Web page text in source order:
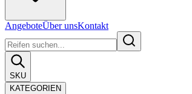
AngeboteÜber unsKontakt
SKU
KATEGORIEN